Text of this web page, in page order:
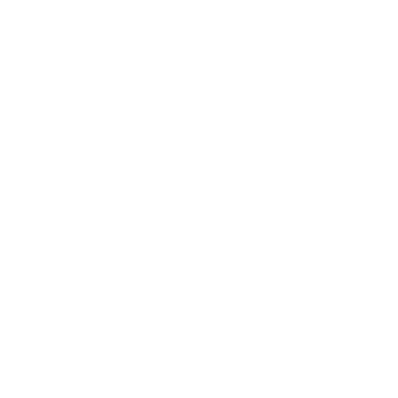
(so với nhìn màn hình máy tính) sẽ giúp bạn
màn Full HD 1080p thông thường.
với hệ điều hành Android, Google TV hoặc